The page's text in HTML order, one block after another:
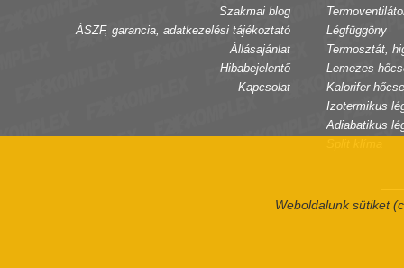
Weboldalunk sütiket
Szakmai blog
ÁSZF, garancia, adatkezelési tájékoztató
Állásajánlat
Hibabejelentő
Kapcsolat
Légfüggöny
Termosztát,
Lemezes
Kalorifer
Izotermikus
Adiabatikus